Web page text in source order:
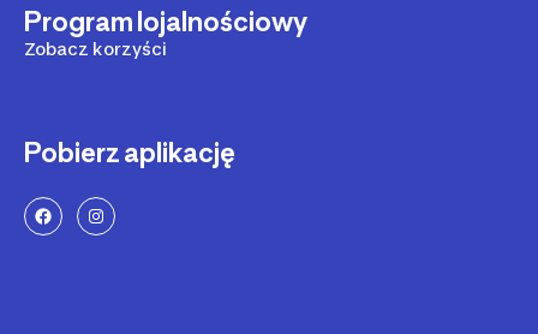
Program lojalnościowy
Zobacz korzyści
Pobierz aplikację